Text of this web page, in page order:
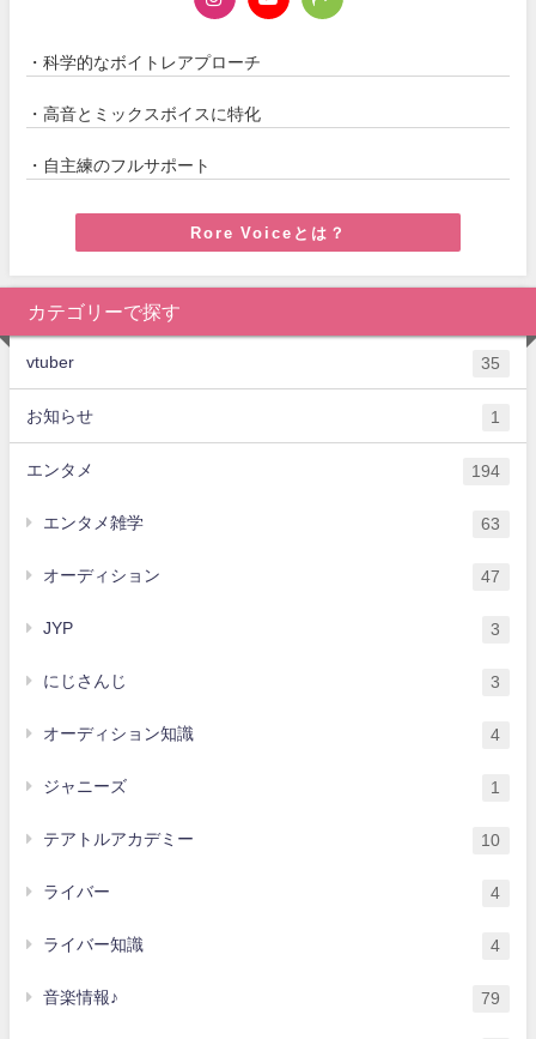
・科学的なボイトレアプローチ
・高音とミックスボイスに特化
・自主練のフルサポート
Rore Voiceとは？
カテゴリーで探す
vtuber 35
お知らせ 1
エンタメ 194
エンタメ雑学 63
オーディション 47
JYP 3
にじさんじ 3
オーディション知識 4
ジャニーズ 1
テアトルアカデミー 10
ライバー 4
ライバー知識 4
音楽情報♪ 79